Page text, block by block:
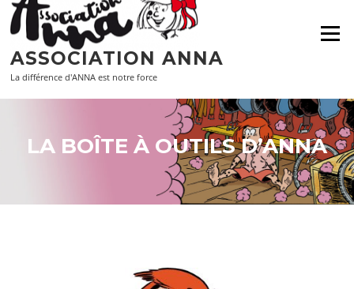
Aller
au
contenu
ASSOCIATION ANNA
La différence d'ANNA est notre force
Menu
LA BOÎTE À OUTILS D’ANNA